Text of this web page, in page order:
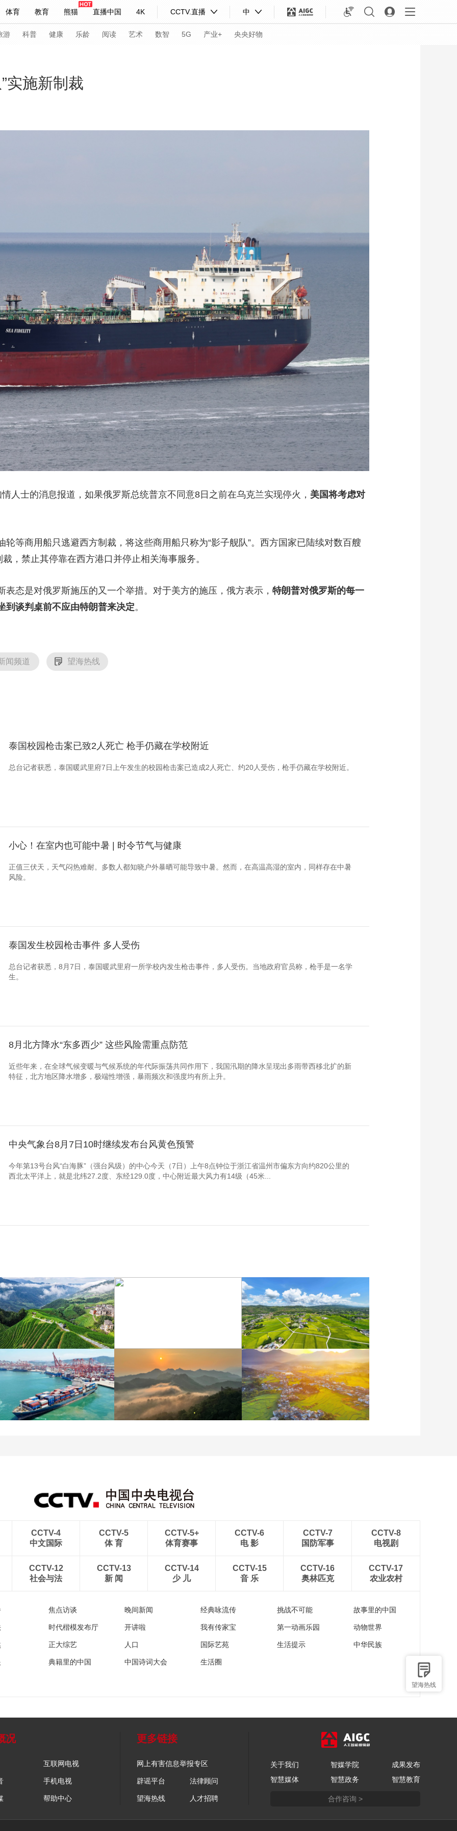
体育 教育 熊猫 直播中国 4K CCTV.直播 中
妙语 热解读 天天学习
持人 下载央视影音
游 科普 健康 乐龄 阅读 艺术 数智 5G 产业+ 央央好物
央博 非遗 文化 旅游 科普 健康 乐龄 阅读 艺术 汽车 数智 5G 产业+
海洋 时尚 天气 才艺
热播榜
实施新制裁
士的消息报道，如果俄罗斯总统普京不同意8日之前在乌克兰实现停火， 美国将考虑对
商用船只逃避西方制裁，将这些商用船只称为“影子舰队”。西方国家已陆续对数百艘
，禁止其停靠在西方港口并停止相关海事服务。
是对俄罗斯施压的又一个举措。对于美方的施压，俄方表示， 特朗普对俄罗斯的每一
到谈判桌前不应由特朗普来决定。
闻频道 望海热线
望海热线
泰国校园枪击案已致2人死亡 枪手仍藏在学校附近
总台记者获悉，泰国暖武里府7日上午发生的校园枪击案已造成2人死亡、约20人受伤，枪手仍藏在学校附近。
小心！在室内也可能中暑 | 时令节气与健康
正值三伏天，天气闷热难耐。多数人都知晓户外暴晒可能导致中暑。然而，在高温高湿的室内，同样存在中暑
风险。
泰国发生校园枪击事件 多人受伤
总台记者获悉，8月7日，泰国暖武里府一所学校内发生枪击事件，多人受伤。当地政府官员称，枪手是一名学
生。
8月北方降水“东多西少” 这些风险需重点防范
近些年来，在全球气候变暖与气候系统的年代际振荡共同作用下，我国汛期的降水呈现出多雨带西移北扩的新
特征，北方地区降水增多，极端性增强，暴雨频次和强度均有所上升。
中央气象台8月7日10时继续发布台风黄色预警
今年第13号台风“白海豚”（强台风级）的中心今天（7日）上午8点钟位于浙江省温州市偏东方向约820公里的
西北太平洋上，就是北纬27.2度、东经129.0度，中心附近最大风力有14级（45米...
期出游 乐享美好时光
江苏泗洪：洪泽湖湿地白
鹭嬉戏
重庆梁平：优质水稻丰收
在望
CCTV-4
中文国际
CCTV-5
体 育
CCTV-5+
体育赛事
CCTV-6
电 影
CCTV-7
国防军事
CCTV-8
电视剧
CCTV-12
社会与法
CCTV-13
新 闻
CCTV-14
少 儿
CCTV-15
音 乐
CCTV-16
奥林匹克
CCTV-17
农业农村
焦点访谈 晚间新闻 经典咏流传 挑战不可能 故事里的中国
时代楷模发布厅 开讲啦 我有传家宝 第一动画乐园 动物世界
正大综艺 人口 国际艺苑 生活提示 中华民族
典籍里的中国 中国诗词大会 生活圈
况
互联网电视
手机电视
帮助中心
更多链接
网上有害信息举报专区
辟谣平台 法律顾问
望海热线 人才招聘
关于我们 智媒学院
成果发布
智慧媒体
智慧政务 智慧教育
合作咨询 >